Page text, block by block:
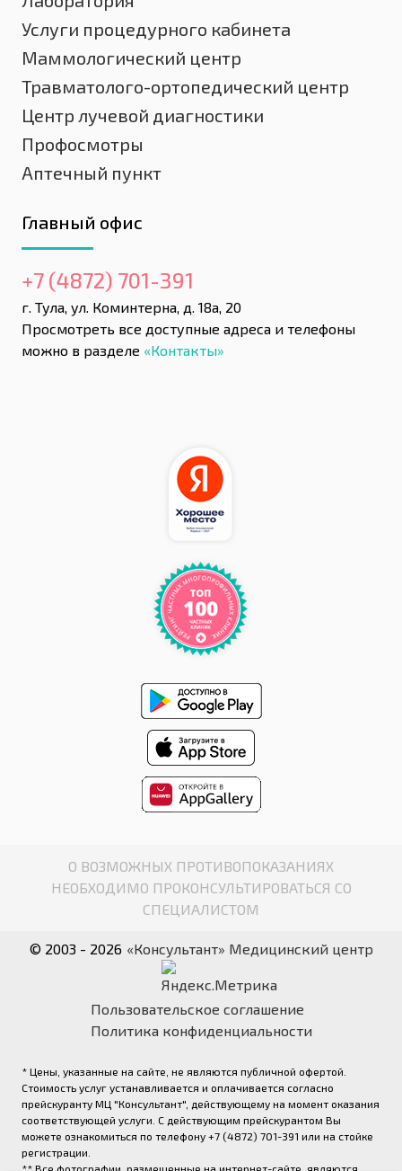
Услуги процедурного кабинета
Маммологический центр
Травматолого-ортопедический центр
Центр лучевой диагностики
Профосмотры
Аптечный пункт
Главный офис
+7 (4872) 701-391
г. Тула, ул. Коминтерна, д. 18а, 20
Просмотреть все доступные адреса и телефоны
можно в разделе «Контакты»
О ВОЗМОЖНЫХ ПРОТИВОПОКАЗАНИЯХ
НЕОБХОДИМО ПРОКОНСУЛЬТИРОВАТЬСЯ СО
СПЕЦИАЛИСТОМ
© 2003 - 2026 «Консультант» Медицинский центр
Пользовательское соглашение
Политика конфиденциальности
* Цены, указанные на сайте, не являются публичной офертой.
Стоимость услуг устанавливается и оплачивается согласно
прейскуранту МЦ "Консультант", действующему на момент оказания
соответствующей услуги. С действующим прейскурантом Вы
можете ознакомиться по телефону +7 (4872) 701-391 или на стойке
регистрации.
** Все фотографии, размещенные на интернет-сайте, являются